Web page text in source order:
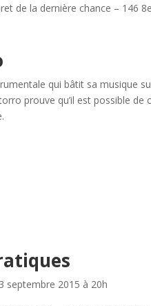
de la dernière chance – 146
qui bâtit sa musique
prouve qu’il est possible
septembre 2015 à 20h